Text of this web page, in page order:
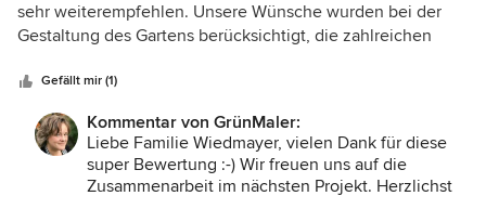
von
5
sehr weiterempfehlen. Unsere Wünsche wurden bei der
Gestaltung des Gartens berücksichtigt, die zahlreichen
verdeutlicht, dass Gartengestaltung/Planung eine
Wissenschaft für sich ist und besser vom Profi übernommen
werden sollte. Wir werden auch zukünftige Projekte mit
Frau John gemeinsam realisieren und freuen uns schon auf
die gemeinsame Zusammenarbeit.
Gefällt mir (1)
Kommentar von GrünMaler:
Liebe Familie Wiedmayer, vielen Dank für diese
super Bewertung :-) Wir freuen uns auf die
Zusammenarbeit im nächsten Projekt. Herzlichst